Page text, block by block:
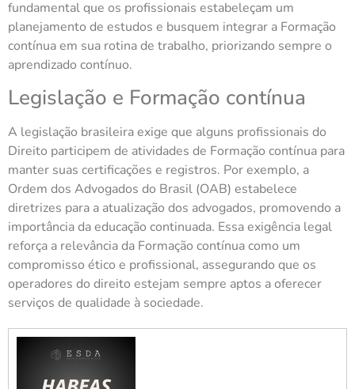
fundamental que os profissionais estabeleçam um
planejamento de estudos e busquem integrar a Formação
contínua em sua rotina de trabalho, priorizando sempre o
aprendizado contínuo.
Legislação e Formação contínua
A legislação brasileira exige que alguns profissionais do
Direito participem de atividades de Formação contínua para
manter suas certificações e registros. Por exemplo, a
Ordem dos Advogados do Brasil (OAB) estabelece
diretrizes para a atualização dos advogados, promovendo a
importância da educação continuada. Essa exigência legal
reforça a relevância da Formação contínua como um
compromisso ético e profissional, assegurando que os
operadores do direito estejam sempre aptos a oferecer
serviços de qualidade à sociedade.